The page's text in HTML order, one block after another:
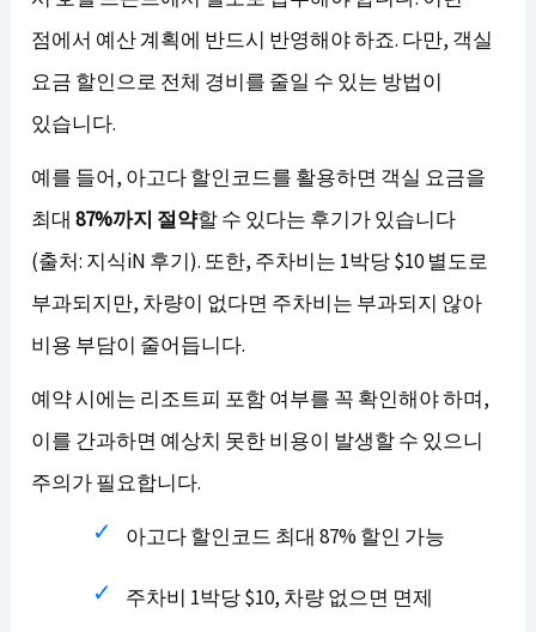
점에서 예산 계획에 반드시 반영해야 하죠. 다만, 객실
요금 할인으로 전체 경비를 줄일 수 있는 방법이
있습니다.
예를 들어, 아고다 할인코드를 활용하면 객실 요금을
최대87%까지 절약할 수 있다는 후기가 있습니다
(출처: 지식iN 후기). 또한, 주차비는 1박당 $10 별도로
부과되지만, 차량이 없다면 주차비는 부과되지 않아
비용 부담이 줄어듭니다.
예약 시에는 리조트피 포함 여부를 꼭 확인해야 하며,
이를 간과하면 예상치 못한 비용이 발생할 수 있으니
주의가 필요합니다.
아고다 할인코드 최대 87% 할인 가능
주차비 1박당 $10, 차량 없으면 면제